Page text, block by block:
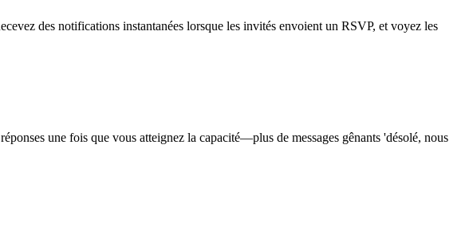
des notifications instantanées lorsque les invités envoient un RSVP, et voyez les
une fois que vous atteignez la capacité—plus de messages gênants 'désolé, nous